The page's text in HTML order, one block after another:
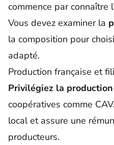
commence par connaître
Vous devez examiner la
la composition pour
adapté.
Production française et
Privilégiez la
coopératives comme
local et assure une
producteurs.